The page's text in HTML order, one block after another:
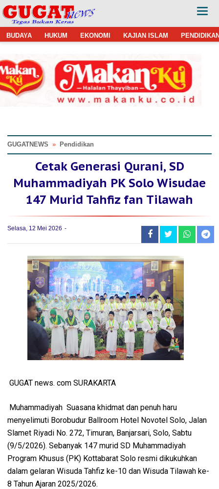
BUDAYA HUKUM EKONOMI KAJIAN ISLAM
GUGATNEWS » Pendidikan
Cetak Generasi Qurani, SD
Muhammadiyah PK Solo Wisudae
147 Murid Tahfiz fan Tilawah
Selasa, 12 Mei 2026
GUGAT news. com SURAKARTA
Muhammadiyah Suasana khidmat dan penuh haru
menyelimuti Borobudur Ballroom Hotel Novotel Solo, Jalan
Slamet Riyadi No. 272, Timuran, Banjarsari, Solo, Sabtu
(9/5/2026). Sebanyak 147 murid SD Muhammadiyah
Program Khusus (PK) Kottabarat Solo resmi dikukuhkan
dalam gelaran Wisuda Tahfiz ke-10 dan Wisuda Tilawah ke-
8 Tahun Ajaran 2025/2026.